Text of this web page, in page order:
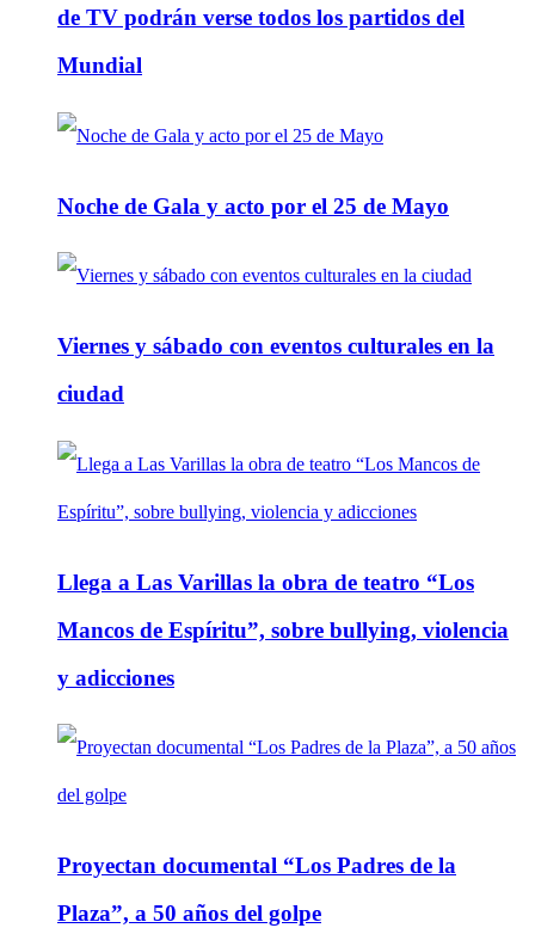
de TV podrán verse todos los partidos del
Mundial
Noche de Gala y acto por el 25 de Mayo
Viernes y sábado con eventos culturales en la
ciudad
Llega a Las Varillas la obra de teatro “Los
Mancos de Espíritu”, sobre bullying, violencia
y adicciones
Proyectan documental “Los Padres de la
Plaza”, a 50 años del golpe